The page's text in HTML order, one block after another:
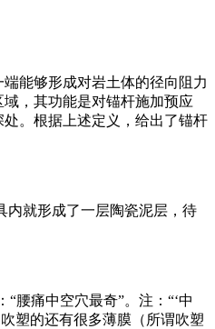
能够形成对岩土体的径向阻力
，其功能是对锚杆施加预应
。根据上述定义，给出了锚杆
内就形成了一层陶瓷泥层，待
腰痛中空穴最奇”。注：“‘中
塑的还有很多薄膜（所谓吹塑